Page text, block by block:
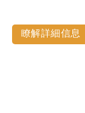
瞭解詳細信息